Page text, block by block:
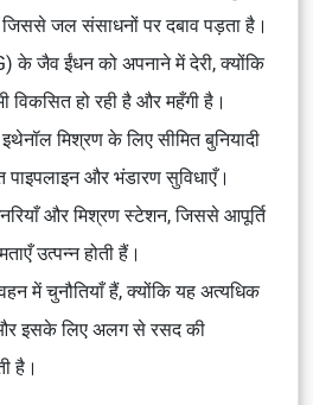
जल संसाधनों पर दबाव पड़ता है।
के जैव ईंधन को अपनाने में देरी, क्योंकि
विकसित हो रही है और महँगी है।
इथेनॉल मिश्रण के लिए सीमित बुनियादी
पाइपलाइन और भंडारण सुविधाएँ।
और मिश्रण स्टेशन, जिससे आपूर्ति
उत्पन्न होती हैं।
में चुनौतियाँ हैं, क्योंकि यह अत्यधिक
इसके लिए अलग से रसद की
है।